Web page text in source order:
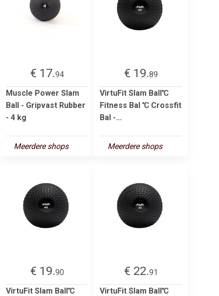
€ 17.94
Muscle Power Slam
Ball - Gripvast Rubber
- 4 kg
Meerdere shops
€ 19.89
VirtuFit Slam Ball℃
Fitness Bal ℃ Crossfit
Bal -...
Meerdere shops
€ 19.90
VirtuFit Slam Ball℃
€ 22.91
VirtuFit Slam Ball℃